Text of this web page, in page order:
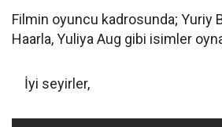
Filmin oyuncu kadrosunda; Yuriy
Haarla, Yuliya Aug gibi isimler
İyi seyirler,